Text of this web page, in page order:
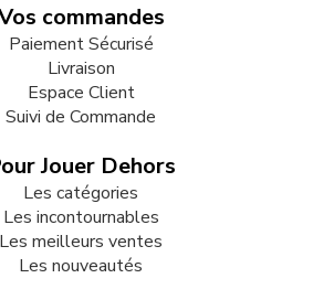
commandes
Paiement Sécurisé
Livraison
Espace Client
Suivi de Commande
Jouer Dehors
Les catégories
Les incontournables
Les meilleurs ventes
Les nouveautés